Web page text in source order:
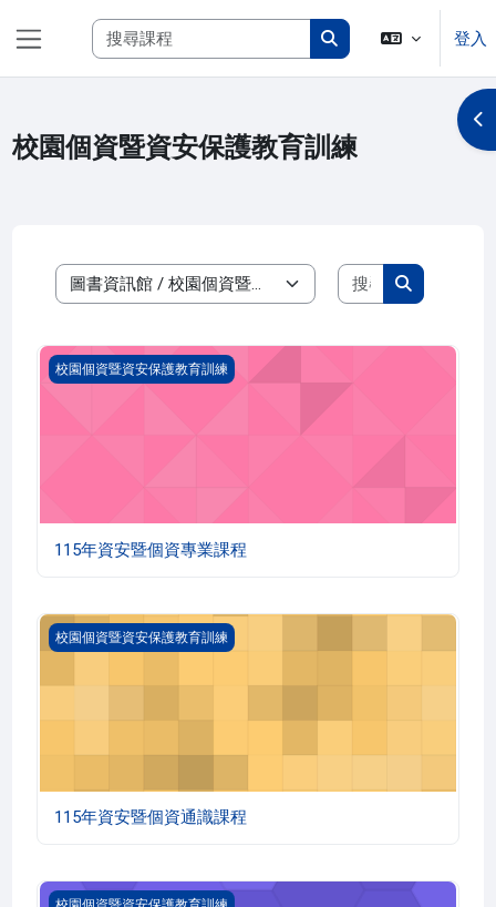
搜尋課程
搜尋課程
登入
校園個資暨資安保護教育訓練
開
課程類別
搜尋課程
搜尋課程
115年資安暨個資專業課程
校園個資暨資安保護教育訓練
115年資安暨個資專業課程
115年資安暨個資通識課程
校園個資暨資安保護教育訓練
115年資安暨個資通識課程
114年資安暨個資專業課程